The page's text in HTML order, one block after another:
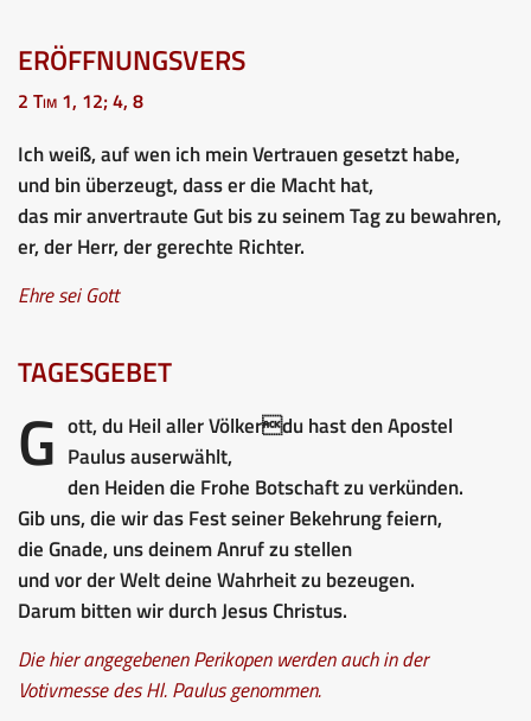
ERÖFFNUNGSVERS
2 Tim 1, 12; 4, 8
Ich weiß, auf wen ich mein Vertrauen gesetzt habe,
und bin überzeugt, dass er die Macht hat,
das mir anvertraute Gut bis zu seinem Tag zu bewahren,
er, der Herr, der gerechte Richter.
Ehre sei Gott
TAGESGEBET
G ott, du Heil aller Völkerdu hast den Apostel
Paulus auserwählt,
den Heiden die Frohe Botschaft zu verkünden.
Gib uns, die wir das Fest seiner Bekehrung feiern,
die Gnade, uns deinem Anruf zu stellen
und vor der Welt deine Wahrheit zu bezeugen.
Darum bitten wir durch Jesus Christus.
Die hier angegebenen Perikopen werden auch in der
Votivmesse des Hl. Paulus genommen.